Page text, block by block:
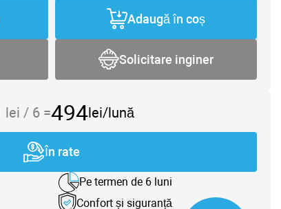
Adaugă în coș
Solicitare inginer
lei / 6 =494lei/lună
În rate
Pe termen de 6 luni
Confort și siguranță